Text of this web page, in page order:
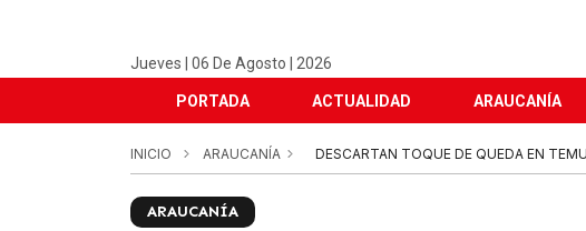
Jueves | 06 De Agosto | 2026
PORTADA ACTUALIDAD ARAUCANÍA
INICIO ARAUCANÍA DESCARTAN TOQUE DE QUEDA EN
ARAUCANÍA